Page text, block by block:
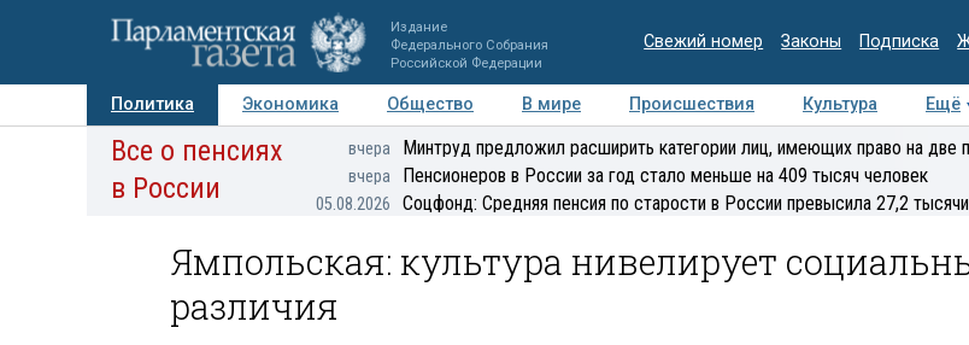
Издание
Федерального Собрания
Российской Федерации
Свежий номер Законы Подписка
Политика Экономика Общество В мире Происшествия Культура Ещё
Авторы Персоны Мнения Регионы Медиацентр Интервью Колумнисты
Все о пенсиях
в России
вчера Минтруд предложил расширить категории лиц, имеющих право на две
вчера Пенсионеров в России за год стало меньше на 409 тысяч человек
05.08.2026 Соцфонд: Средняя пенсия по старости в России превысила 27,2 тысячи
Ямпольская: культура нивелирует
различия